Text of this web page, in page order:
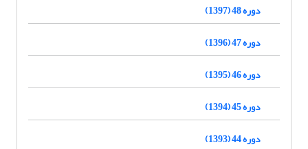
دوره 48 (1397)
دوره 47 (1396)
دوره 46 (1395)
دوره 45 (1394)
دوره 44 (1393)